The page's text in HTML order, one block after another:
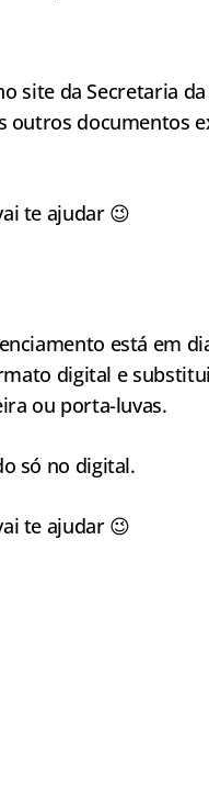
site da Secretaria
documentos
te ajudar 😉
está em
digital e
ou porta-luvas.
só no digital.
te ajudar 😉